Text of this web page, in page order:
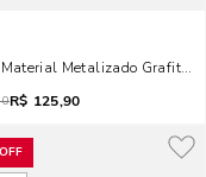
Metalizado Grafite 2
R$ 125,90
OFF